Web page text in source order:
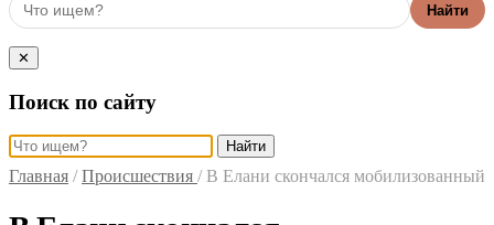
Найти
✕
Поиск по сайту
Найти
Главная / Происшествия / В Елани скончался мобилизованный